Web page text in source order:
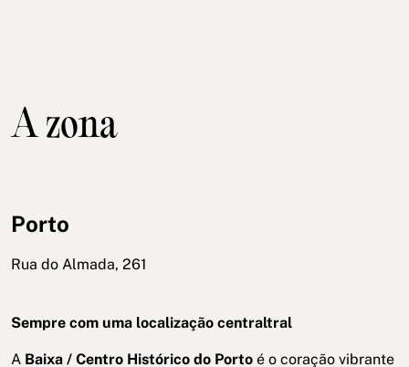
A zona
Porto
Rua do Almada, 261
Sempre com uma localização centraltral
A Baixa / Centro Histórico do Porto é o coração vibrante